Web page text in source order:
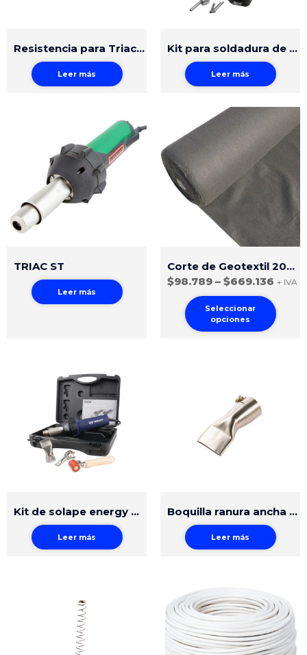
Resistencia para Triac ST y AT
Leer más
Kit para soldadura de plástico energy HT1600
Leer más
TRIAC ST
Leer más
Corte de Geotextil 200gr Polipropileno
$98.789 – $669.136 + IVA
Seleccionar
opciones
Kit de solape energy HT1600
Leer más
Boquilla ranura ancha 40mm ajuste fácil
Leer más